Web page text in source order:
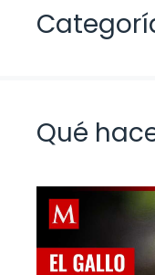
Qué